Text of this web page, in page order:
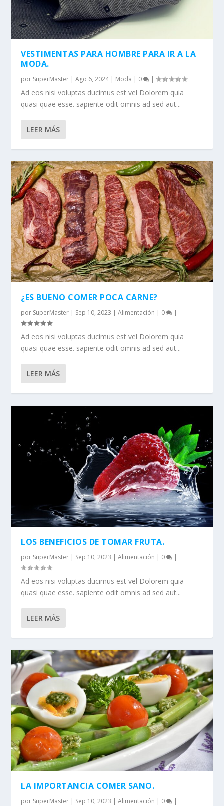
VESTIMENTAS PARA HOMBRE PARA IR A LA
MODA.
por SuperMaster |Ago 6, 2024| Moda | 0 |
Ad eos nisi voluptas ducimus est vel Dolorem quia
quasi quae esse. sapiente odit omnis ad sed aut...
LEER MÁS
¿ES BUENO COMER POCA CARNE?
por SuperMaster | Sep 10, 2023 |Alimentación | 0 |
Ad eos nisi voluptas ducimus est vel Dolorem quia
quasi quae esse. sapiente odit omnis ad sed aut...
LEER MÁS
LOS BENEFICIOS DE TOMAR FRUTA.
por SuperMaster | Sep 10, 2023 |Alimentación | 0 |
Ad eos nisi voluptas ducimus est vel Dolorem quia
quasi quae esse. sapiente odit omnis ad sed aut...
LEER MÁS
LA IMPORTANCIA COMER SANO.
por SuperMaster | Sep 10, 2023 |Alimentación | 0 |